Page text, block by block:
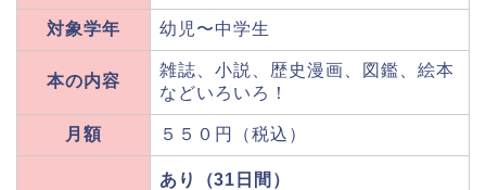
対象学年 幼児〜中学生
本の内容
雑誌、小説、歴史漫画、図鑑、絵本
などいろいろ！
月額 ５５０円（税込）
あり（31日間）